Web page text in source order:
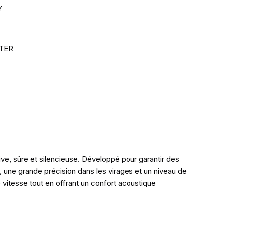
sûre et silencieuse. Développé pour garantir des
grande précision dans les virages et un niveau de
vitesse tout en offrant un confort acoustique